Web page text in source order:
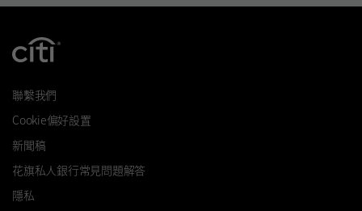
聯繫我們
Cookie偏好設置
新聞稿
花旗私人銀行常見問題解答
隱私